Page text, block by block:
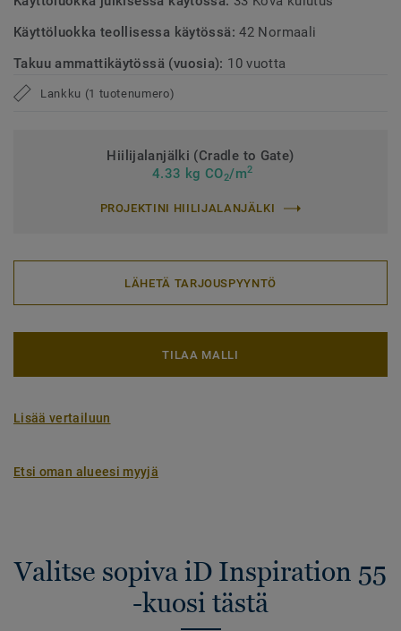
Käyttöluokka teollisessa käytössä:42 Normaali
Takuu ammattikäytössä (vuosia): 10 vuotta
Lankku (1 tuotenumero)
Hiilijalanjälki (Cradle to Gate)
4.33 kg CO2/m2
PROJEKTINI HIILIJALANJÄLKI
LÄHETÄ TARJOUSPYYNTÖ
TILAA MALLI
Lisää vertailuun
Etsi oman alueesi myyjä
Valitse sopiva iD Inspiration 55
-kuosi tästä